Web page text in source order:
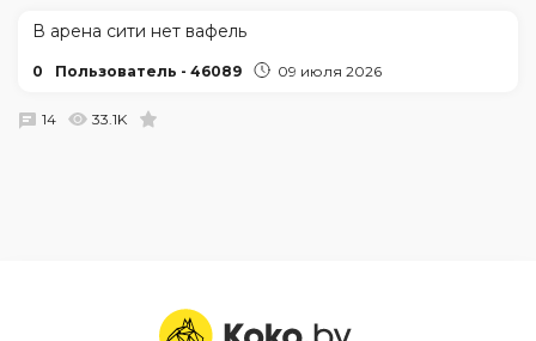
В арена сити нет вафель
0 Пользователь - 46089 09 июля 2026
14 33.1K